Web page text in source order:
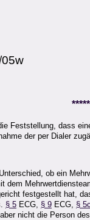
Feststellung, dass
der per Dialer
ob ein
dem
festgestellt hat,
§ 5 ECG, § 9 ECG, § 5c
nicht die Person des